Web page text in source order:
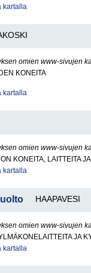
kartalla
omien www-sivujen
KONEITA
kartalla
omien www-sivujen
KONEITA, LAITTEITA
kartalla
HAAPAVESI
omien www-sivujen
JA
kartalla